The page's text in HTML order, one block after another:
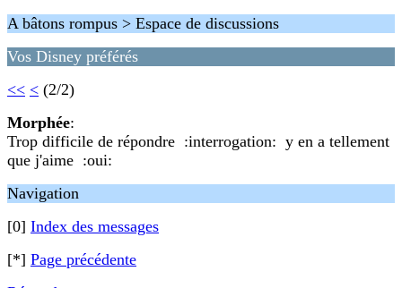
A bâtons rompus > Espace de discussions
Vos Disney préférés
<< < (2/2)
Morphée:
Trop difficile de répondre :interrogation: y en a tellement
que j'aime :oui:
Navigation
[0] Index des messages
[*] Page précédente